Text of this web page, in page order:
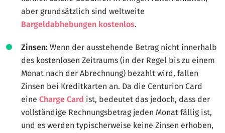
aber grundsätzlich sind weltweite
Bargeldabhebungen kostenlos.
Zinsen: Wenn der ausstehende Betrag nicht innerhalb
des kostenlosen Zeitraums (in der Regel bis zu einem
Monat nach der Abrechnung) bezahlt wird, fallen
Zinsen bei Kreditkarten an. Da die Centurion Card
eine Charge Card ist, bedeutet das jedoch, dass der
vollständige Rechnungsbetrag jeden Monat fällig ist,
und es werden typischerweise keine Zinsen erhoben,